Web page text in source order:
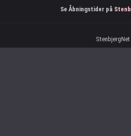
Se Åbningstider på